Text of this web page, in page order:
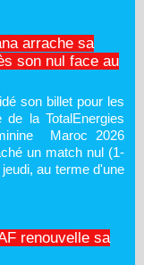
arrache sa
son nul face au
son billet pour les
de la TotalEnergies
Maroc 2026
un match nul (1-
au terme d'une
renouvelle sa